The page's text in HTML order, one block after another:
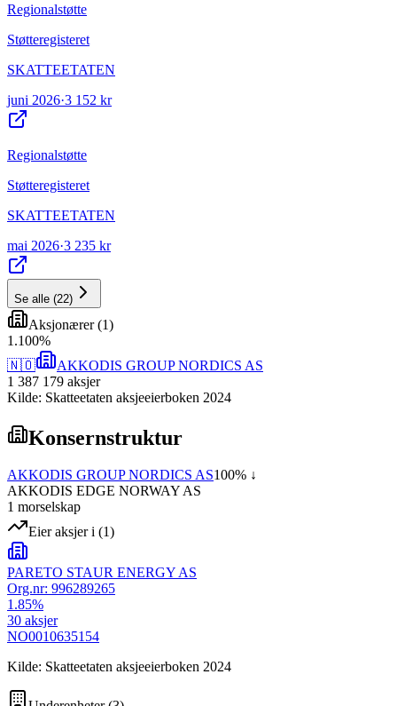
Regionalstøtte
Støtteregisteret
SKATTEETATEN
juni 2026·3 152 kr
Regionalstøtte
Støtteregisteret
SKATTEETATEN
mai 2026·3 235 kr
Se alle (22)
Aksjonærer(1)
1 .100%
🇳🇴
AKKODIS GROUP NORDICS AS
1 387 179 aksjer
Kilde: Skatteetaten aksjeeierboken 2024
Konsernstruktur
AKKODIS GROUP NORDICS AS100% ↓
AKKODIS EDGE NORWAY AS
1 morselskap
Eier aksjer i (1)
PARETO STAUR ENERGY AS
Org.nr: 996289265
1.85%
30 aksjer
NO0010635154
Kilde: Skatteetaten aksjeeierboken 2024